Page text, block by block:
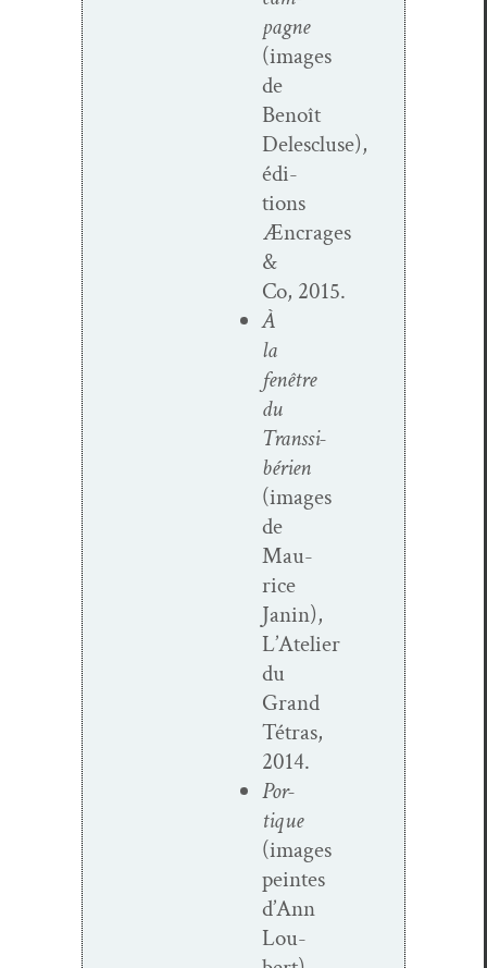
pagne
(images
de
Benoît
Delescluse),
édi­
tions
Æncrages
&
Co, 2015.
À
la
fenêtre
du
Transsi­
bérien
(images
de
Mau­
rice
Janin),
L’Atelier
du
Grand
Tétras,
2014.
Por­
tique
(images
peintes
d’Ann
Lou­